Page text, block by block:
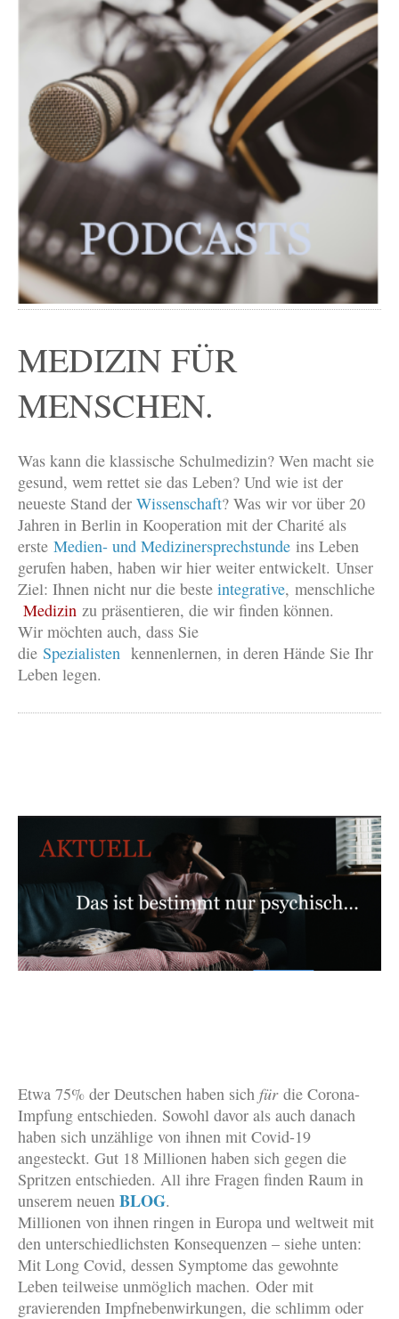
MEDIZIN FÜR
MENSCHEN.
Was kann die klassische Schulmedizin? Wen macht sie
gesund, wem rettet sie das Leben? Und wie ist der
neueste Stand der Wissenschaft? Was wir vor über 20
Jahren in Berlin in Kooperation mit der Charité als
erste Medien- und Medizinersprechstunde ins Leben
gerufen haben, haben wir hier weiter entwickelt. Unser
Ziel: Ihnen nicht nur die beste integrative, menschliche
Medizin zu präsentieren, die wir finden können.
Wir möchten auch, dass Sie
die Spezialisten kennenlernen, in deren Hände Sie Ihr
Leben legen.
Etwa 75% der Deutschen haben sich fürdie Corona-
Impfung entschieden. Sowohl davor als auch danach
haben sich unzählige von ihnen mit Covid-19
angesteckt. Gut 18 Millionen haben sich gegen die
Spritzen entschieden. All ihre Fragen finden Raum in
unserem neuen BLOG.
Millionen von ihnen ringen in Europa und weltweit mit
den unterschiedlichsten Konsequenzen – siehe unten:
Mit Long Covid, dessen Symptome das gewohnte
Leben teilweise unmöglich machen. Oder mit
gravierenden Impfnebenwirkungen, die schlimm oder